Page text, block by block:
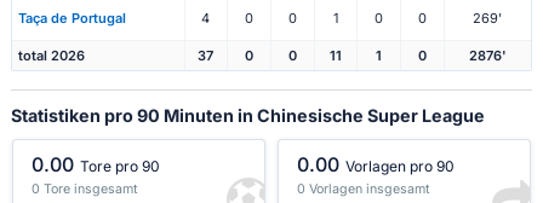
Taça de Portugal 4 0 0 1 0 0 269'
total 2026 37 0 0 11 1 0 2876'
Statistiken pro 90 Minuten in Chinesische Super League
0.00 Tore pro 90
0 Tore insgesamt
0.00 Vorlagen pro 90
0 Vorlagen insgesamt